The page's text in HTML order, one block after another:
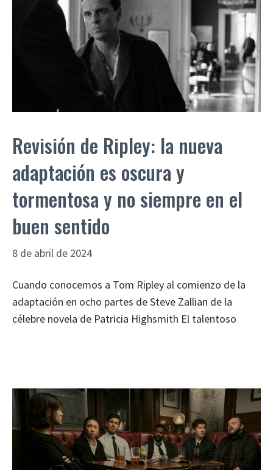
Revisión de Ripley: la nueva
adaptación es oscura y
tormentosa y no siempre en el
buen sentido
8 de abril de 2024
Cuando conocemos a Tom Ripley al comienzo de la
adaptación en ocho partes de Steve Zallian de la
célebre novela de Patricia Highsmith El talentoso